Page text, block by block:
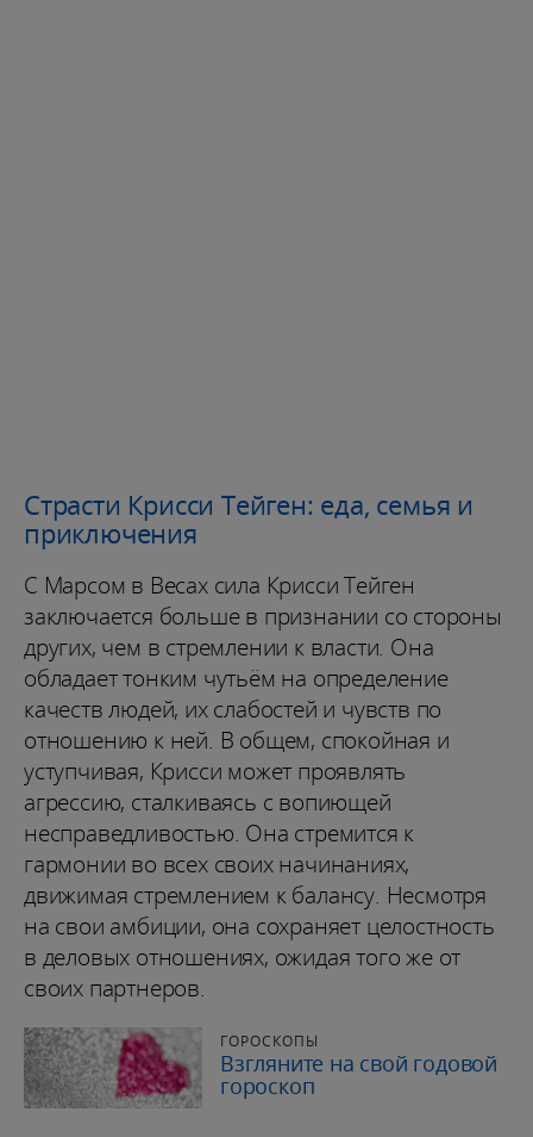
Страсти Крисси Тейген: еда, семья и
приключения
С Марсом в Весах сила Крисси Тейген
заключается больше в признании со стороны
других, чем в стремлении к власти. Она
обладает тонким чутьём на определение
качеств людей, их слабостей и чувств по
отношению к ней. В общем, спокойная и
уступчивая, Крисси может проявлять
агрессию, сталкиваясь с вопиющей
несправедливостью. Она стремится к
гармонии во всех своих начинаниях,
движимая стремлением к балансу. Несмотря
на свои амбиции, она сохраняет целостность
в деловых отношениях, ожидая того же от
своих партнеров.
ГОРОСКОПЫ
Взгляните на свой годовой
гороскоп